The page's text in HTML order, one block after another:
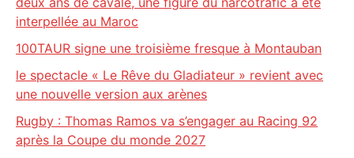
interpellée au Maroc
100TAUR signe une troisième fresque à Montauban
le spectacle « Le Rêve du Gladiateur » revient avec
une nouvelle version aux arènes
Rugby : Thomas Ramos va s’engager au Racing 92
après la Coupe du monde 2027